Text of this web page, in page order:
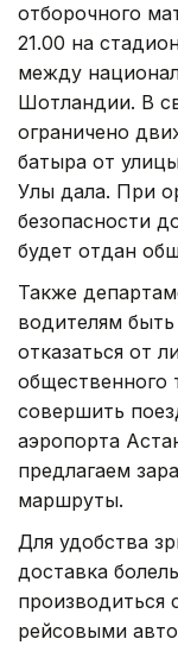
отборочного
21.00 на
между
Шотландии. В
ограничено
батыра от
Улы дала. При
безопасности
будет отдан
Также
водителям
отказаться от
совершить
аэропорта
предлагаем
маршруты.
Для удобства
доставка
производиться
рейсовыми